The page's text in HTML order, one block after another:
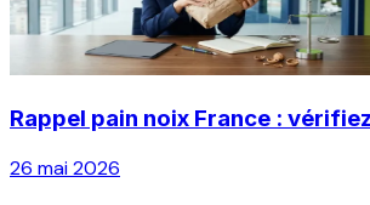
Rappel pain noix France :
26 mai 2026